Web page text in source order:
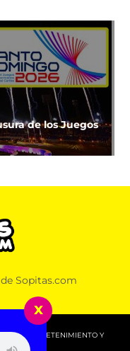
de los Juegos
tu línea
Sopitas.com
ENTRETENIMIENTO Y
x